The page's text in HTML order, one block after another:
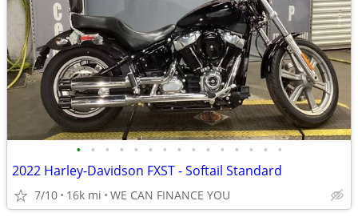
• • • • • • • • • • • • • • •
2022 Harley-Davidson FXST - Softail Standard
7/10 16k mi WE CAN FINANCE YOU